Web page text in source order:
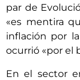
par de
«es mentira
inflación por
ocurrió «por el
En el sector